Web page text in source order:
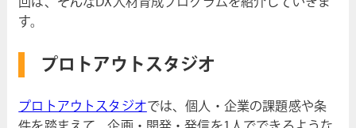
す。
プロトアウトスタジオ
プロトアウトスタジオでは、個人・企業の課題感や条